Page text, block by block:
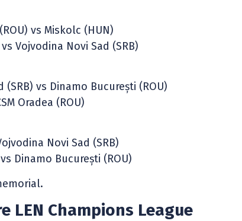
vs Miskolc (HUN)
Vojvodina Novi Sad (SRB)
vs Dinamo București (ROU)
Oradea (ROU)
Novi Sad (SRB)
Dinamo București (ROU)
LEN Champions League